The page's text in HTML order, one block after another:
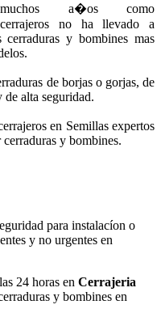
muchos a�os como
cerrajeros no ha llevado a
cerraduras y bombines mas
de borjas o gorjas, de
de alta seguridad.
en Semillas expertos
y bombines.
para instalacíon o
y no urgentes en
24 horas en Cerrajeria
y bombines en